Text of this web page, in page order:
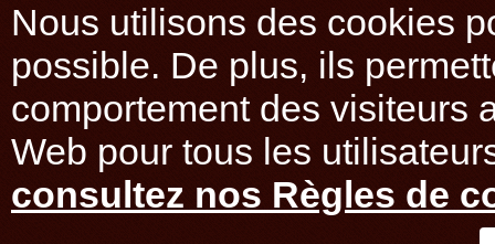
Nous utilisons des cookies
possible. De plus, ils
comportement des visiteurs
Web pour tous les
consultez nos Règles de